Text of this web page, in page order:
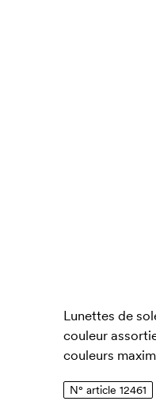
Lunettes de
couleur
couleurs
N° article 12461